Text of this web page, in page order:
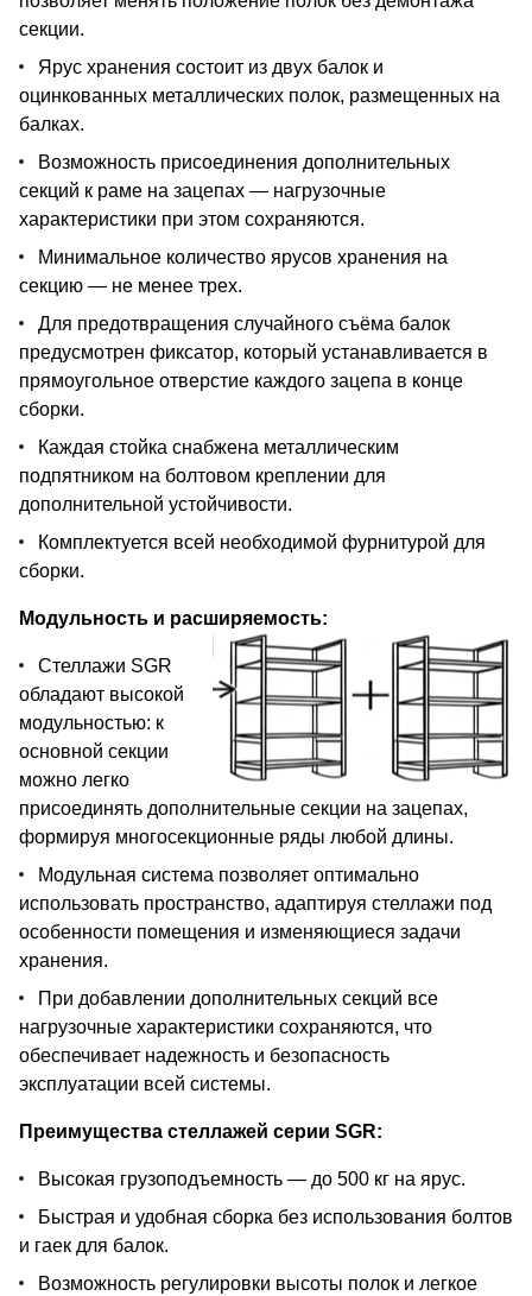
секции.
Ярус хранения состоит из двух балок и
оцинкованных металлических полок, размещенных на
балках.
Возможность присоединения дополнительных
секций к раме на зацепах — нагрузочные
характеристики при этом сохраняются.
Минимальное количество ярусов хранения на
секцию — не менее трех.
Для предотвращения случайного съёма балок
предусмотрен фиксатор, который устанавливается в
прямоугольное отверстие каждого зацепа в конце
сборки.
Каждая стойка снабжена металлическим
подпятником на болтовом креплении для
дополнительной устойчивости.
Комплектуется всей необходимой фурнитурой для
сборки.
Модульность и расширяемость:
Стеллажи SGR
обладают высокой
модульностью: к
основной секции
можно легко
присоединять дополнительные секции на зацепах,
формируя многосекционные ряды любой длины.
Модульная система позволяет оптимально
использовать пространство, адаптируя стеллажи под
особенности помещения и изменяющиеся задачи
хранения.
При добавлении дополнительных секций все
нагрузочные характеристики сохраняются, что
обеспечивает надежность и безопасность
эксплуатации всей системы.
Преимущества стеллажей серии SGR:
Высокая грузоподъемность — до 500 кг на ярус.
Быстрая и удобная сборка без использования болтов
и гаек для балок.
Возможность регулировки высоты полок и легкое